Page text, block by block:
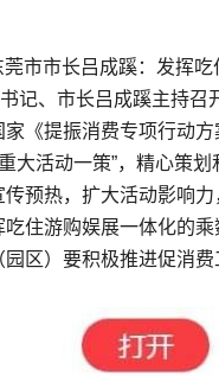
市市长吕成蹊：发挥
记、市长吕成蹊主持
《提振消费专项行动
大活动一策”，精心策
预热，扩大活动影响力
住游购娱展一体化的
区）要积极推进促消